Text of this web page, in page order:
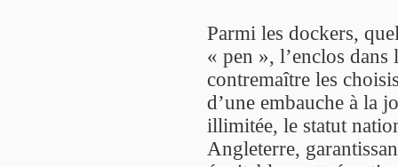
Parmi les dockers,
« pen », l’enclos
contremaître les
d’une embauche à la
illimitée, le statut
Angleterre,